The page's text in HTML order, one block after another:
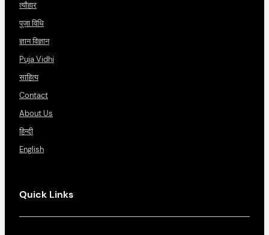
त्यौहार
पूजा विधि
ज्ञान विज्ञान
Puja Vidhi
साहित्य
Contact
About Us
हिन्दी
English
Quick Links